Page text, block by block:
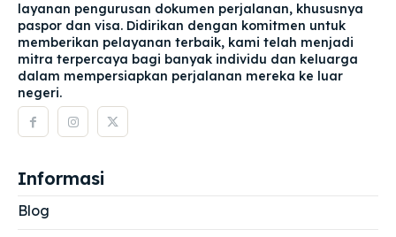
layanan pengurusan dokumen perjalanan, khususnya
paspor dan visa. Didirikan dengan komitmen untuk
memberikan pelayanan terbaik, kami telah menjadi
mitra terpercaya bagi banyak individu dan keluarga
dalam mempersiapkan perjalanan mereka ke luar
negeri.
Informasi
Blog